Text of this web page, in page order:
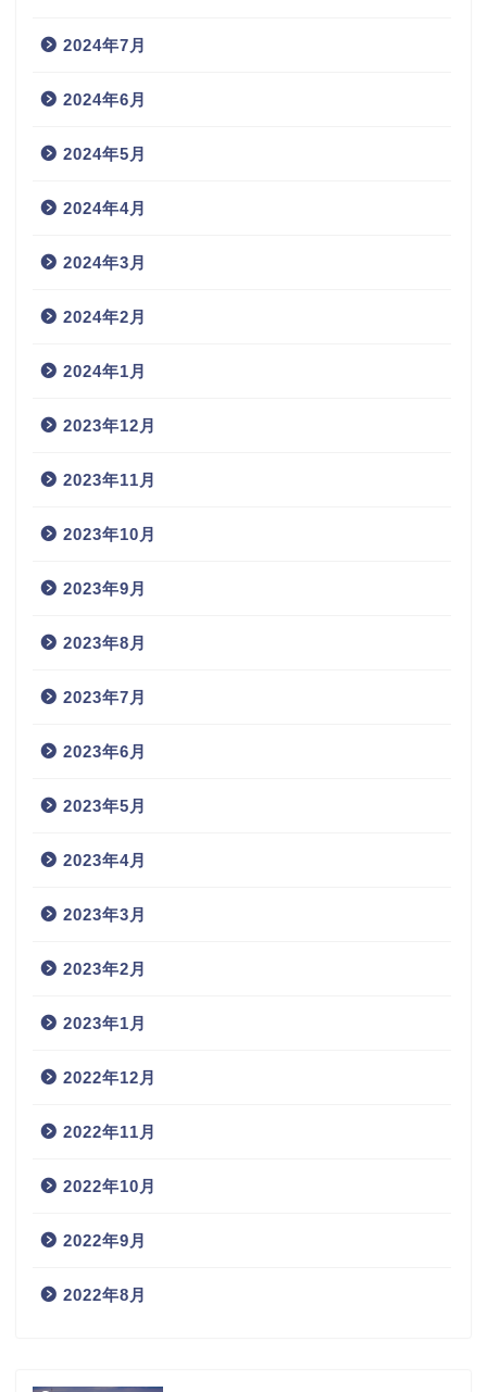
2024年7月
2024年6月
2024年5月
2024年4月
2024年3月
2024年2月
2024年1月
2023年12月
2023年11月
2023年10月
2023年9月
2023年8月
2023年7月
2023年6月
2023年5月
2023年4月
2023年3月
2023年2月
2023年1月
2022年12月
2022年11月
2022年10月
2022年9月
2022年8月